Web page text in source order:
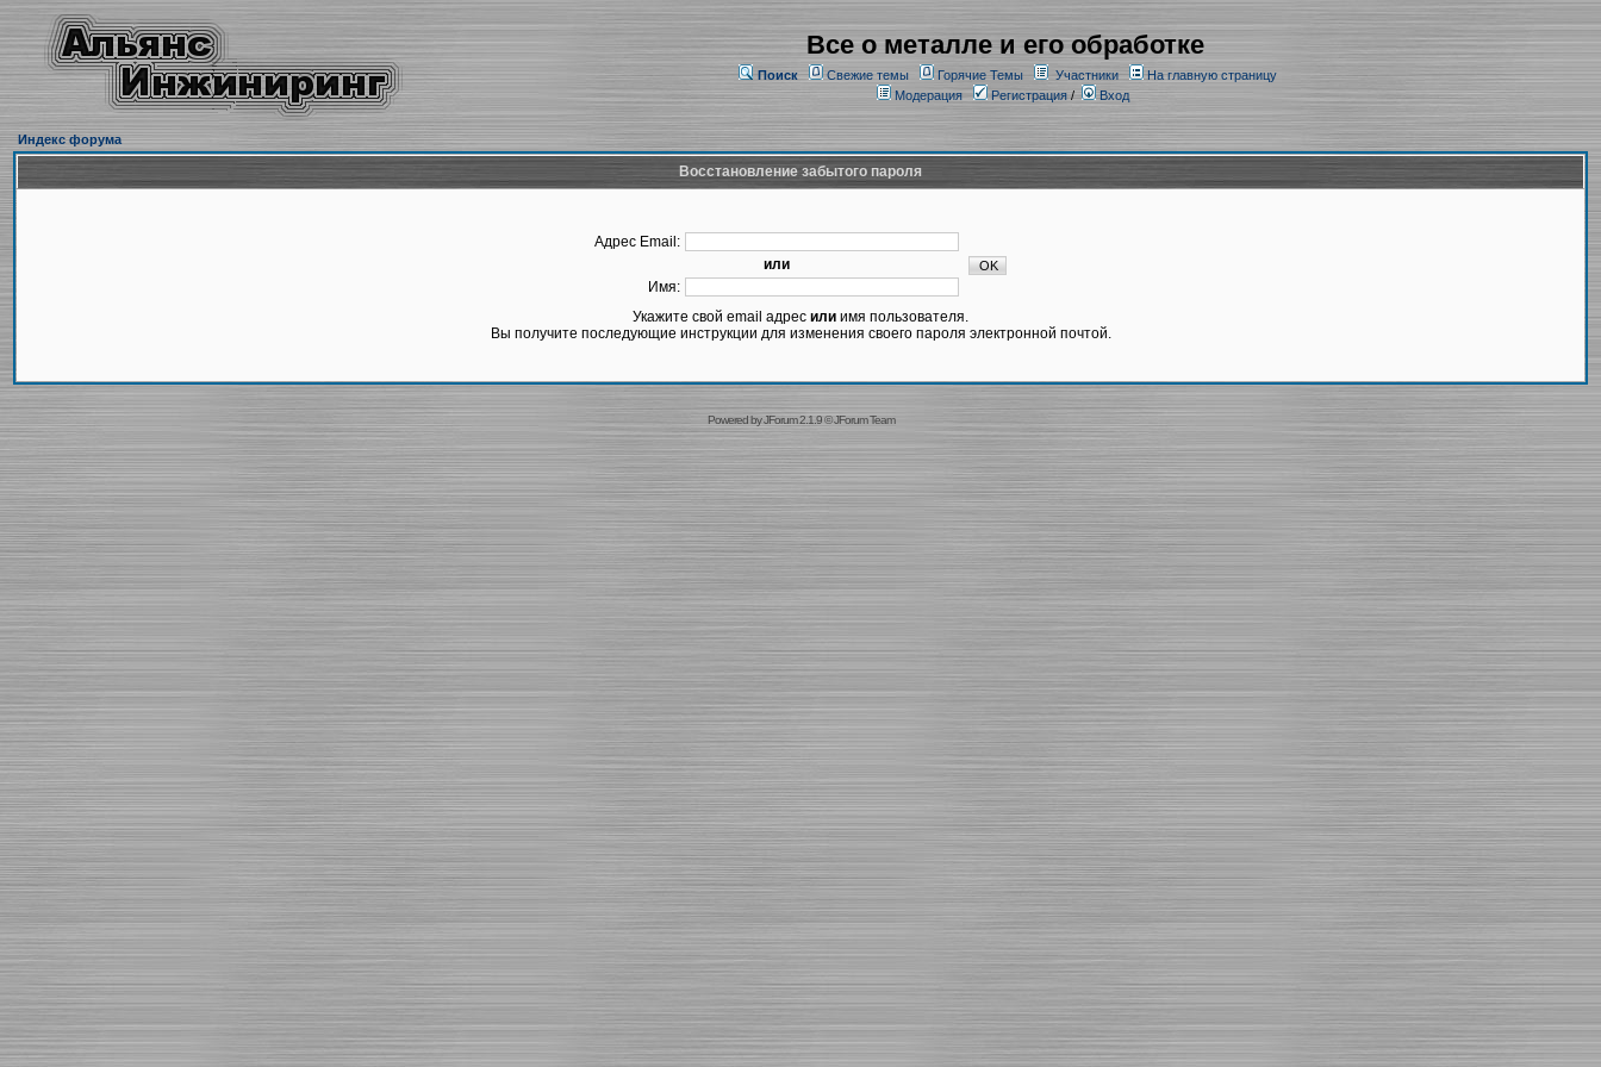
Все о металле и его обработке
Поиск Свежие темы Горячие Темы Участники
На главную страницу
Модерация
Регистрация/ Вход
Индекс форума
Восстановление забытого пароля
Адрес Email:
или
Имя:
Укажите свой email адрес или имя пользователя.
Вы получите последующие инструкции для изменения своего пароля электронной почтой.
Powered byJForum 2.1.9©JForum Team